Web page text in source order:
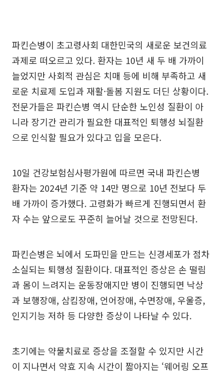
파킨슨병이 초고령사회 대한민국의 새로운 보건의료
과제로 떠오르고 있다. 환자는 10년 새 두 배 가까이
늘었지만 사회적 관심은 치매 등에 비해 부족하고 새
로운 치료제 도입과 재활·돌봄 지원도 더딘 상황이다.
전문가들은 파킨슨병 역시 단순한 노인성 질환이 아
니라 장기간 관리가 필요한 대표적인 퇴행성 뇌질환
으로 인식할 필요가 있다고 입을 모은다.
10일 건강보험심사평가원에 따르면 국내 파킨슨병
환자는 2024년 기준 약 14만 명으로 10년 전보다 두
배 가까이 증가했다. 고령화가 빠르게 진행되면서 환
자 수는 앞으로도 꾸준히 늘어날 것으로 전망된다.
파킨슨병은 뇌에서 도파민을 만드는 신경세포가 점차
소실되는 퇴행성 질환이다. 대표적인 증상은 손 떨림
과 몸이 느려지는 운동장애지만 병이 진행되면 낙상
과 보행장애, 삼킴장애, 언어장애, 수면장애, 우울증,
인지기능 저하 등 다양한 증상이 나타날 수 있다.
초기에는 약물치료로 증상을 조절할 수 있지만 시간
이 지나면서 약효 지속 시간이 짧아지는 ‘웨어링 오프